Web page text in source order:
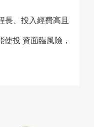
長、投入經費高且
投 資面臨風險，